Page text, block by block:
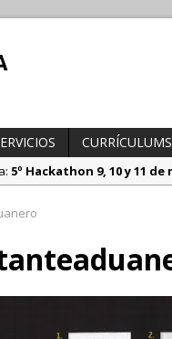
5º Hackathon 9, 10 y 11